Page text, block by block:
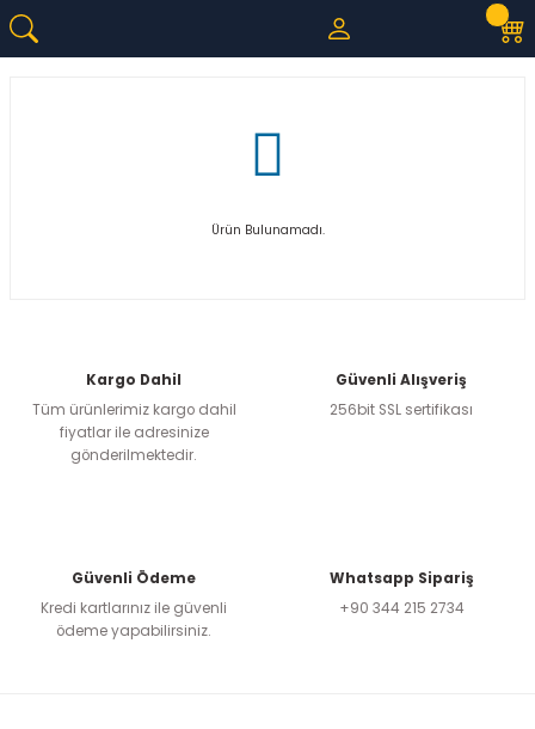
Ürün Bulunamadı.
Kargo Dahil
Tüm ürünlerimiz kargo dahil
fiyatlar ile adresinize
gönderilmektedir.
Güvenli Alışveriş
256bit SSL sertifikası
Güvenli Ödeme
Kredi kartlarınız ile güvenli
ödeme yapabilirsiniz.
Whatsapp Sipariş
+90 344 215 2734